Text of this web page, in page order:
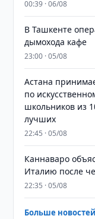
00:39 · 06/08
В Ташкенте
дымохода кафе
23:00 · 05/08
Астана
по
школьников из
лучших
22:45 · 05/08
Каннаваро
Италию после
22:35 · 05/08
Больше